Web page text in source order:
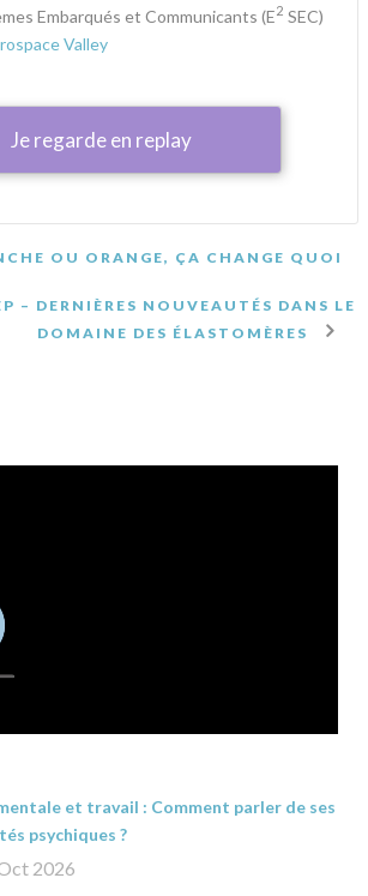
Embarqués et Communicants (E2 SEC)
Valley
Je regarde en replay
OU ORANGE, ÇA CHANGE QUOI
– DERNIÈRES NOUVEAUTÉS DANS LE
DOMAINE DES ÉLASTOMÈRES
et travail : Comment parler de ses
psychiques ?
2026